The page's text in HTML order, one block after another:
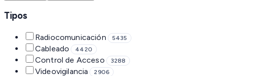
Tipos
Radiocomunicación 5435
Cableado 4420
Control de Acceso 3288
Videovigilancia 2906